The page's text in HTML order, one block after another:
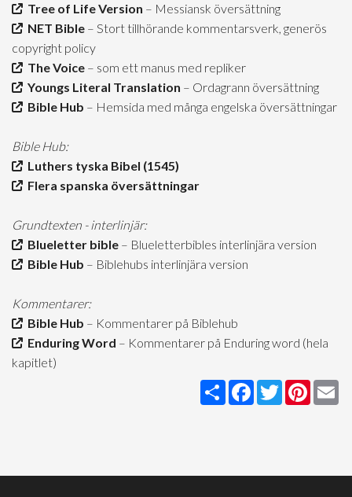
Tree of Life Version – Messiansk översättning
NET Bible – Stort tillhörande kommentarsverk, generös
copyright policy
The Voice – som ett manus med repliker
Youngs Literal Translation – Ordagrann översättning
Bible Hub – Hemsida med många engelska översättningar
Bible Hub:
Luthers tyska Bibel (1545)
Flera spanska översättningar
Grundtexten - interlinjär:
Blueletter bible – Blueletterbibles interlinjära version
Bible Hub – Biblehubs interlinjära version
Kommentarer:
Bible Hub – Kommentarer på Biblehub
Enduring Word – Kommentarer på Enduring word (hela
kapitlet)
Share Facebook
Twitter